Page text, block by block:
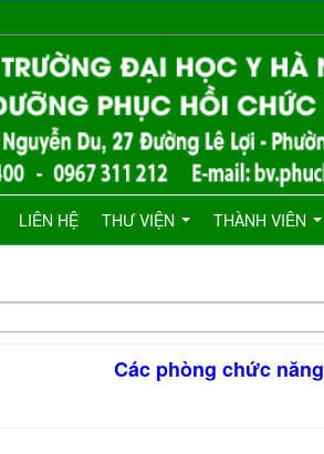
LIÊN HỆ THƯ VIỆN THÀNH VIÊN
Các phòng chức năng